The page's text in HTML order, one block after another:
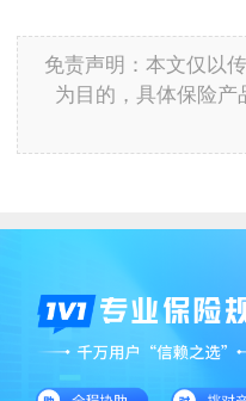
免责声明：本文仅以
为目的，具体保险产